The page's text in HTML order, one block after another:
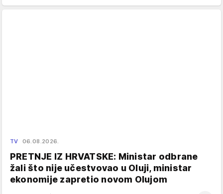
TV 06.08.2026.
PRETNJE IZ HRVATSKE: Ministar odbrane
žali što nije učestvovao u Oluji, ministar
ekonomije zapretio novom Olujom